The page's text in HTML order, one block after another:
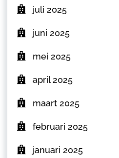
juli 2025
juni 2025
mei 2025
april 2025
maart 2025
februari 2025
januari 2025